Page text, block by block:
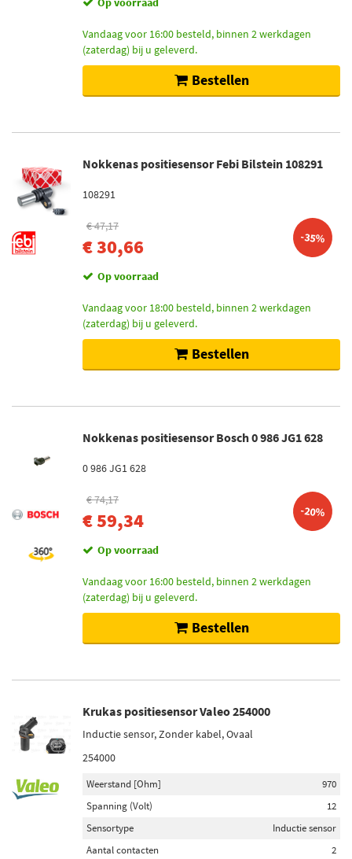
Vandaag voor 16:00 besteld, binnen 2 werkdagen
(zaterdag) bij u geleverd.
Bestellen
Nokkenas positiesensor Febi Bilstein 108291
108291
€ 47,17
€ 30,66 -35%
Op voorraad
Vandaag voor 18:00 besteld, binnen 2 werkdagen
(zaterdag) bij u geleverd.
Bestellen
Nokkenas positiesensor Bosch 0 986 JG1 628
0 986 JG1 628
€ 74,17
€ 59,34 -20%
Op voorraad
Vandaag voor 16:00 besteld, binnen 2 werkdagen
(zaterdag) bij u geleverd.
Bestellen
Krukas positiesensor Valeo 254000
Inductie sensor, Zonder kabel, Ovaal
254000
Weerstand [Ohm]
970
Spanning (Volt)
12
Sensortype
Inductie sensor
Aantal contacten
2